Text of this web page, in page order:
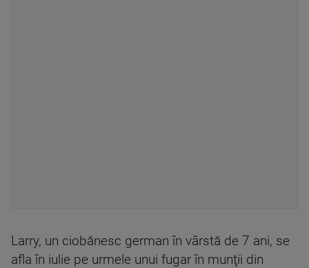
Larry, un ciobănesc german în vârstă de 7 ani, se
afla în iulie pe urmele unui fugar în munţii din